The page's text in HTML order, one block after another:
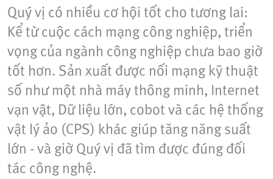
Quý vị có nhiều cơ hội tốt cho tương lai:
Kể từ cuộc cách mạng công nghiệp, triển
vọng của ngành công nghiệp chưa bao giờ
tốt hơn. Sản xuất được nối mạng kỹ thuật
số như một nhà máy thông minh, Internet
vạn vật, Dữ liệu lớn, cobot và các hệ thống
vật lý ảo (CPS) khác giúp tăng năng suất
lớn - và giờ Quý vị đã tìm được đúng đối
tác công nghệ.